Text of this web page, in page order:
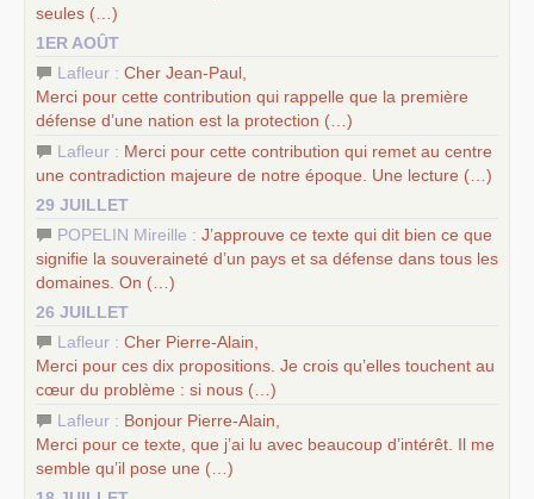
seules (…)
1ER AOÛT
Lafleur : Cher Jean-Paul,
Merci pour cette contribution qui rappelle que la première
défense d’une nation est la protection (…)
Lafleur : Merci pour cette contribution qui remet au centre
une contradiction majeure de notre époque. Une lecture (…)
29 JUILLET
POPELIN Mireille : J’approuve ce texte qui dit bien ce que
signifie la souveraineté d’un pays et sa défense dans tous les
domaines. On (…)
26 JUILLET
Lafleur : Cher Pierre-Alain,
Merci pour ces dix propositions. Je crois qu’elles touchent au
cœur du problème : si nous (…)
Lafleur : Bonjour Pierre-Alain,
Merci pour ce texte, que j’ai lu avec beaucoup d’intérêt. Il me
semble qu’il pose une (…)